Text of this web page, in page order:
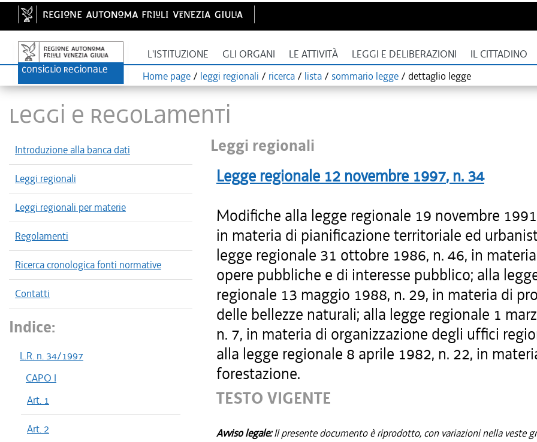
L'ISTITUZIONE GLI ORGANI LE ATTIVITÀ LEGGI E DELIBERAZIONI IL CITTADINO
Home page / leggi regionali / ricerca / lista / sommario legge / dettaglio legge
LEGGI E REGOLAMENTI
Introduzione alla banca dati
Leggi regionali
Leggi regionali per materie
Regolamenti
Ricerca cronologica fonti normative
Contatti
Indice:
L.R. n. 34/1997
CAPO I
Art. 1
Art. 2
Leggi regionali
Legge regionale 12 novembre 1997, n. 34
Modifiche alla legge regionale 19 novembre
in materia di pianificazione territoriale ed
legge regionale 31 ottobre 1986, n. 46, in
opere pubbliche e di interesse pubblico; alla
regionale 13 maggio 1988, n. 29, in materia di
delle bellezze naturali; alla legge regionale 1
n. 7, in materia di organizzazione degli uffici
alla legge regionale 8 aprile 1982, n. 22, in
forestazione.
TESTO VIGENTE
Avviso legale:Il presente documento è riprodotto, con variazioni nella veste